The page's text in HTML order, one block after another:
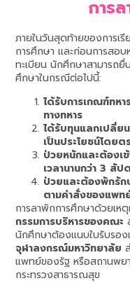
การ
ภายในวันสุดท้ายของการเ
การศึกษา และก่อนการสอบ
ทะเบียน นักศึกษาสามารถยื่
ศึกษาในกรณีต่อไปนี้:
ได้รับการเกณฑ์ทห
ทางทหาร
ได้รับทุนแลกเปลี่ย
เป็นประโยชน์โดย
ป่วยหนักและต้องเข้
เวลานานกว่า 3 สัป
ป่วยและต้องพักรัก
ตามคำสั่งของแพท
การลาพักการศึกษาด้วยเห
กรรมการบริหารของคณะ
นักศึกษาต้องแนบใบรับรอ
จุฬาลงกรณ์มหาวิทยาลัย
แพทย์ของรัฐ หรือสถานพย
กระทรวงสาธารณสุข